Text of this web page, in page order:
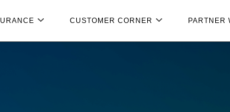
CUSTOMER CORNER PARTNER